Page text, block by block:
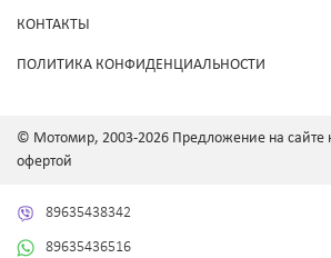
КОНТАКТЫ
ПОЛИТИКА КОНФИДЕНЦИАЛЬНОСТИ
© Мотомир, 2003-2026 Предложение на сайте
офертой
89635438342
89635436516